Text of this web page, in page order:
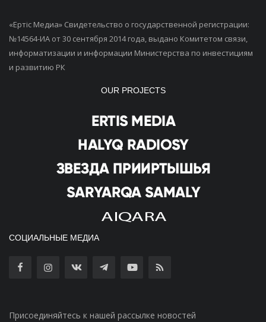
«Ертiс Медиа» Свидетельство о государственной регистрации:
№14564-ИА от 30 сентября 2014 года, выдано Комитетом связи,
информатизации и информации Министерства по инвестициям
и развитию РК
OUR PROJECTS
СОЦИАЛЬНЫЕ МЕДИА
Присоединяйтесь к нашей рассылке новостей